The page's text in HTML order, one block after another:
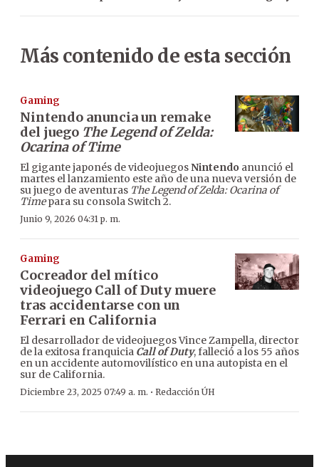
Más contenido de esta sección
Gaming
Nintendo anuncia un remake
del juego The Legend of Zelda:
Ocarina of Time
El gigante japonés de videojuegosNintendo anunció el
martes el lanzamiento este año de una nueva versión de
su juego de aventuras The Legend of Zelda: Ocarina of
Timepara su consola Switch 2.
Junio 9, 2026 04:31 p. m.
Gaming
Cocreador del mítico
videojuego Call of Duty muere
tras accidentarse con un
Ferrari en California
El desarrollador de videojuegos Vince Zampella, director
de la exitosa franquicia Call of Duty, falleció a los 55 años
en un accidente automovilístico en una autopista en el
sur de California.
Diciembre 23, 2025 07:49 a. m. · Redacción ÚH